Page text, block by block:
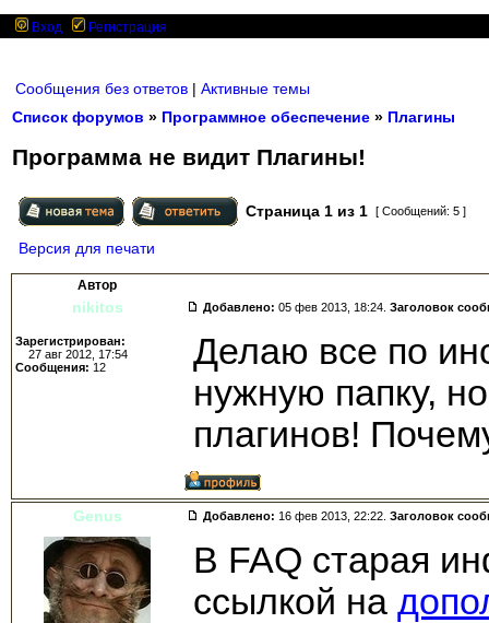
Вход Регистрация
Сообщения без ответов | Активные темы
Список форумов » Программное обеспечение » Плагины
Программа не видит Плагины!
Страница 1 из 1 [ Сообщений: 5 ]
Версия для печати
Автор
nikitos Добавлено: 05 фев 2013, 18:24. Заголовок
Зарегистрирован:
27 авг 2012, 17:54
Сообщения: 12
Делаю все по
нужную папку,
плагинов!
Genus Добавлено: 16 фев 2013, 22:22. Заголовок
В FAQ старая
ссылкой на